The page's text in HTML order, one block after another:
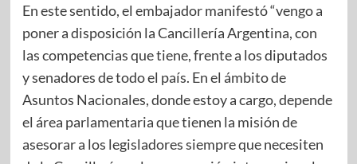
En este sentido, el embajador manifestó “vengo a
poner a disposición la Cancillería Argentina, con
las competencias que tiene, frente a los diputados
y senadores de todo el país. En el ámbito de
Asuntos Nacionales, donde estoy a cargo, depende
el área parlamentaria que tienen la misión de
asesorar a los legisladores siempre que necesiten